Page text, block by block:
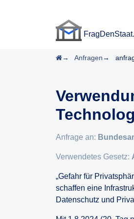
Startseite
Anfragen
Anfrage an:
Verwendetes Gesetz:
„Gefahr für
schaffen eine
Datenschutz und